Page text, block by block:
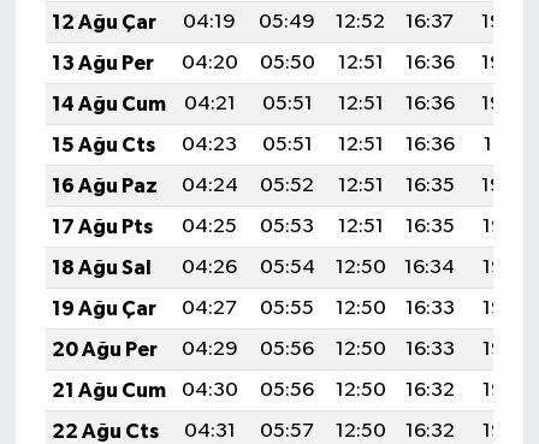
12 Ağu Çar
04:19 05:49 12:52 16:37
19:44
13 Ağu Per
04:20 05:50 12:51 16:36
19:43
14 Ağu Cum
04:21 05:51 12:51 16:36
19:42
15 Ağu Cts
04:23 05:51 12:51 16:36
19:41
16 Ağu Paz
04:24 05:52 12:51 16:35
19:40
17 Ağu Pts
04:25 05:53 12:51 16:35
19:38
18 Ağu Sal
04:26 05:54 12:50 16:34
19:37
19 Ağu Çar
04:27 05:55 12:50 16:33
19:36
20 Ağu Per
04:29 05:56 12:50 16:33
19:35
21 Ağu Cum
04:30 05:56 12:50 16:32
19:33
22 Ağu Cts
04:31 05:57 12:50 16:32
19:32